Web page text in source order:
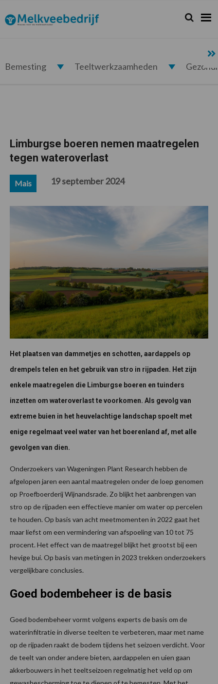
de
hoofdnavigatie
de
hoofd
de
eerste
de
voettekst
Melkveebedrijf.nl Zoeken...
Zoek
Bemesting Teeltwerkzaamheden
Limburgse boeren nemen maatregelen
tegen wateroverlast
Mais 19 september 2024
Het plaatsen van dammetjes en schotten, aardappels op
drempels telen en het gebruik van stro in rijpaden. Het zijn
enkele maatregelen die Limburgse boeren en tuinders
inzetten om wateroverlast te voorkomen. Als gevolg van
extreme buien in het heuvelachtige landschap spoelt met
enige regelmaat veel water van het boerenland af, met alle
gevolgen van dien.
Onderzoekers van Wageningen Plant Research hebben de
afgelopen jaren een aantal maatregelen onder de loep genomen
op Proefboerderij Wijnandsrade. Zo blijkt het aanbrengen van
stro op de rijpaden een effectieve manier om water op percelen
te houden. Op basis van acht meetmomenten in 2022 gaat het
maar liefst om een vermindering van afspoeling van 10 tot 75
procent. Het effect van de maatregel blijkt het grootst bij een
hevige bui. Op basis van metingen in 2023 trekken onderzoekers
vergelijkbare conclusies.
Goed bodembeheer is de basis
Goed bodembeheer vormt volgens experts de basis om de
waterinfiltratie in diverse teelten te verbeteren, maar met name
op de rijpaden raakt de bodem tijdens het seizoen verdicht. Voor
de teelt van onder andere bieten, aardappelen en uien gaan
akkerbouwers in het teeltseizoen regelmatig het veld op om